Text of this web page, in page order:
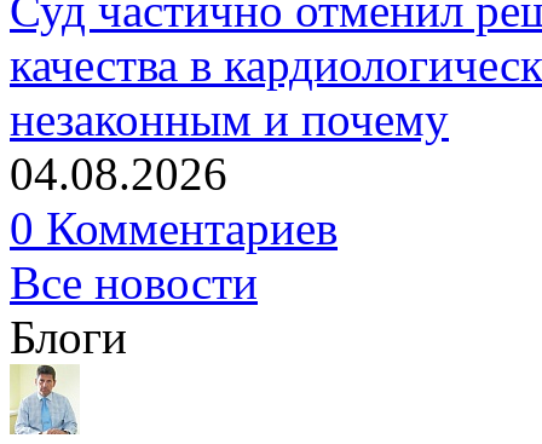
качества в
незаконным и почему
04.08.2026
0 Комментариев
Все новости
Блоги